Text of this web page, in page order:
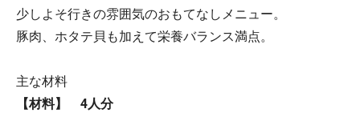
少しよそ行きの雰囲気のおもてなしメニュー。
豚肉、ホタテ貝も加えて栄養バランス満点。
主な材料
【材料】 4人分